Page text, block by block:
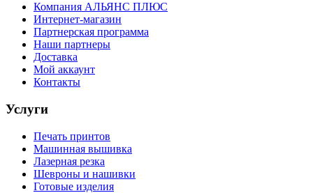
Компания АЛЬЯНС ПЛЮС
Интернет-магазин
Партнерская программа
Наши партнеры
Доставка
Мой аккаунт
Контакты
Услуги
Печать принтов
Машинная вышивка
Лазерная резка
Шевроны и нашивки
Готовые изделия